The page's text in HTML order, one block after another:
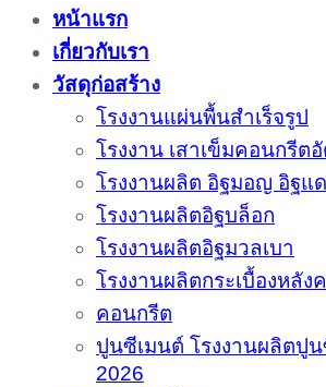
หน้าแรก
เกี่ยวกับเรา
วัสดุก่อสร้าง
โรงงานแผ่นพื้นสำเร็จรูป
โรงงาน เสาเข็มคอนกรีต
โรงงานผลิต อิฐมอญ อิฐแ
โรงงานผลิตอิฐบล็อก
โรงงานผลิตอิฐมวลเบา
โรงงานผลิตกระเบื้องหลัง
คอนกรีต
ปูนซีเมนต์ โรงงานผลิตปู
2026